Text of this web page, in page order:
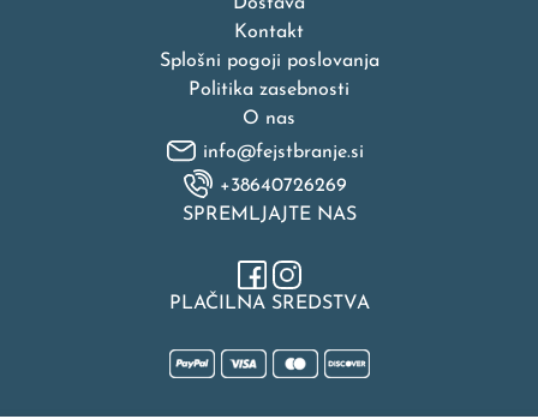
Dostava
Kontakt
Splošni pogoji poslovanja
Politika zasebnosti
O nas
info@fejstbranje.si
+38640726269
SPREMLJAJTE NAS
PLAČILNA SREDSTVA